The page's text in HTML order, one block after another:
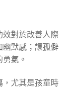
對於改善人際
幽默感；讓孤僻
氣。
，尤其是孩童時